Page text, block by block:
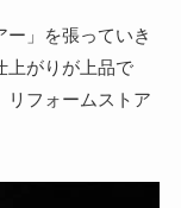
」を張っていき
上がりが上品で
リフォームストア